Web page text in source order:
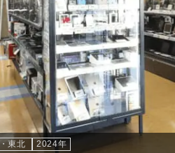
東北 2024年